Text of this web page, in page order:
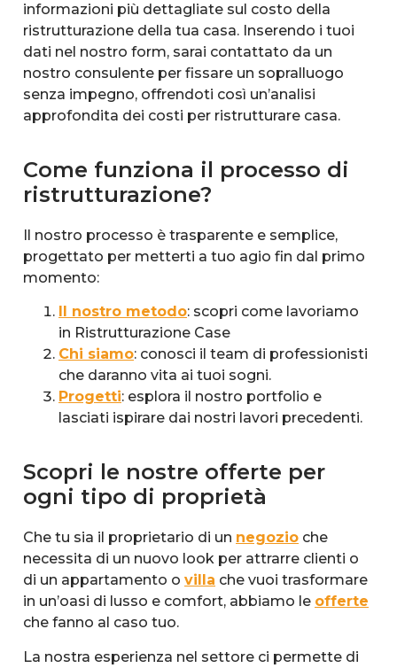
informazioni più dettagliate sul costo della
ristrutturazione della tua casa. Inserendo i tuoi
dati nel nostro form, sarai contattato da un
nostro consulente per fissare un sopralluogo
senza impegno, offrendoti così un’analisi
approfondita dei costi per ristrutturare casa.
Come funziona il processo di
ristrutturazione?
Il nostro processo è trasparente e semplice,
progettato per metterti a tuo agio fin dal primo
momento:
Il nostro metodo: scopri come lavoriamo
in Ristrutturazione Case
Chi siamo: conosci il team di professionisti
che daranno vita ai tuoi sogni.
Progetti: esplora il nostro portfolio e
lasciati ispirare dai nostri lavori precedenti.
Scopri le nostre offerte per
ogni tipo di proprietà
Che tu sia il proprietario di un negozio che
necessita di un nuovo look per attrarre clienti o
di un appartamento o villa che vuoi trasformare
in un’oasi di lusso e comfort, abbiamo le offerte
che fanno al caso tuo.
La nostra esperienza nel settore ci permette di